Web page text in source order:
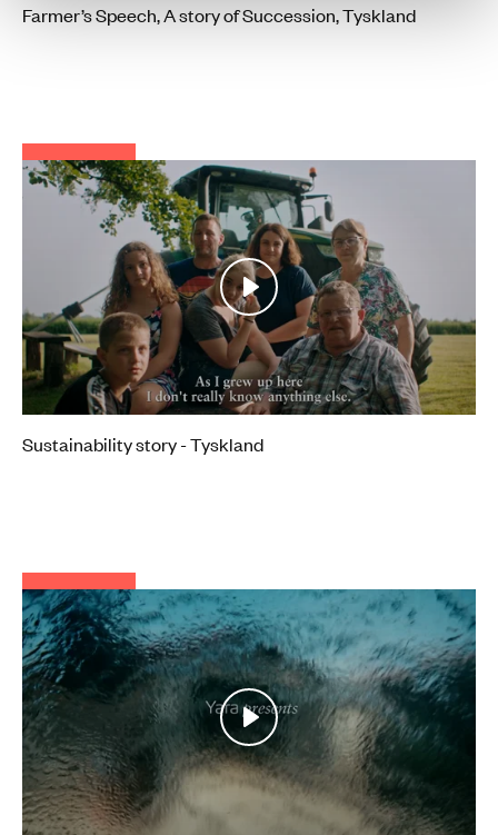
Farmer’s Speech, A story of Succession, Tyskland
Mute Settings
Play
Sustainability story - Tyskland
Play